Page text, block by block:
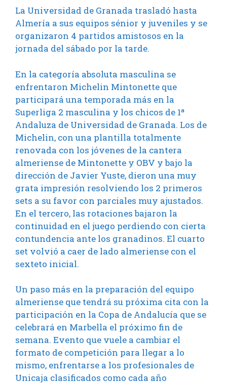
La Universidad de Granada trasladó hasta
Almería a sus equipos sénior y juveniles y se
organizaron 4 partidos amistosos en la
jornada del sábado por la tarde.
En la categoría absoluta masculina se
enfrentaron Michelin Mintonette que
participará una temporada más en la
Superliga 2 masculina y los chicos de 1ª
Andaluza de Universidad de Granada. Los de
Michelin, con una plantilla totalmente
renovada con los jóvenes de la cantera
almeriense de Mintonette y OBV y bajo la
dirección de Javier Yuste, dieron una muy
grata impresión resolviendo los 2 primeros
sets a su favor con parciales muy ajustados.
En el tercero, las rotaciones bajaron la
continuidad en el juego perdiendo con cierta
contundencia ante los granadinos. El cuarto
set volvió a caer de lado almeriense con el
sexteto inicial.
Un paso más en la preparación del equipo
almeriense que tendrá su próxima cita con la
participación en la Copa de Andalucía que se
celebrará en Marbella el próximo fin de
semana. Evento que vuele a cambiar el
formato de competición para llegar a lo
mismo, enfrentarse a los profesionales de
Unicaja clasificados como cada año